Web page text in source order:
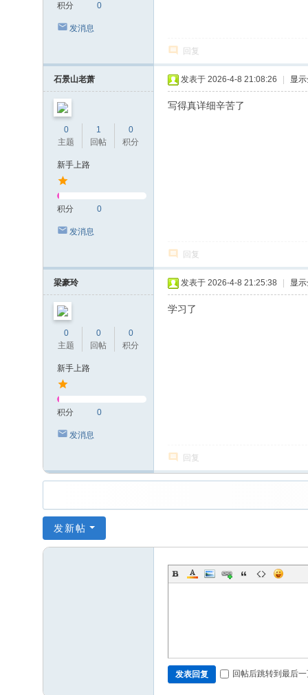
积分 0
发消息
回复
石景山老萧
0
主题
1
回帖
0
积分
新手上路
积分 0
发消息
发表于 2026-4-8 21:08:26 显
写得真详细辛苦了
回复
梁豪玲
0
主题
0
回帖
0
积分
新手上路
积分 0
发消息
发表于 2026-4-8 21:25:38 显
学习了
回复
发新帖
发表回复 回帖后跳转到最后